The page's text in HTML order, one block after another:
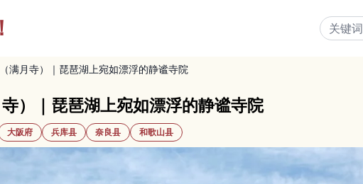
满月寺）｜琵琶湖上宛如漂浮的静谧寺院
）｜琵琶湖上宛如漂浮的静谧寺院
大阪府 兵库县 奈良县 和歌山县